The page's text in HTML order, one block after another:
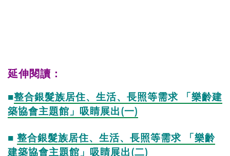
延伸閱讀：
■整合銀髮族居住、生活、長照等需求 「樂齡建
築協會主題館」吸睛展出(一)
■ 整合銀髮族居住、生活、長照等需求 「樂齡
建築協會主題館」吸睛展出(二)